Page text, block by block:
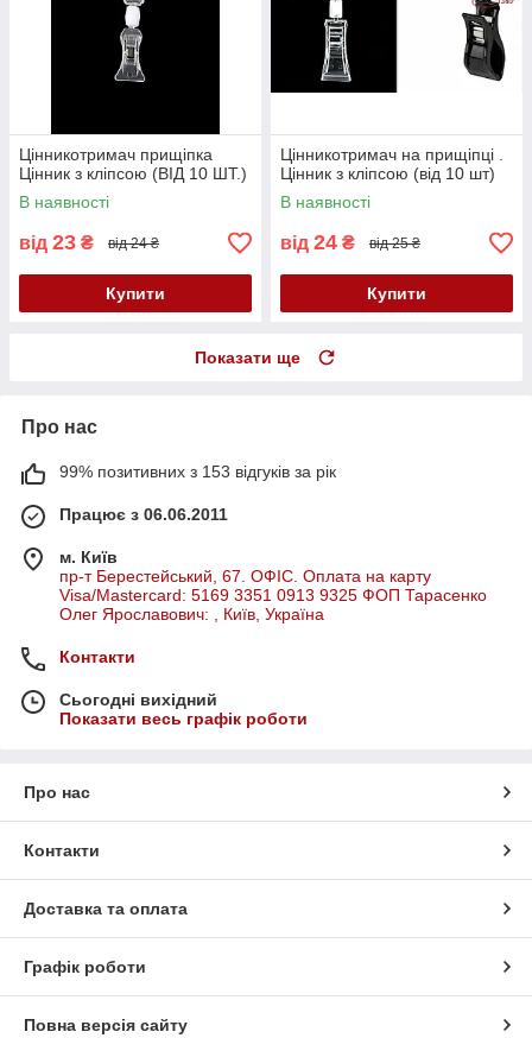
Цінникотримач прищіпка
Цінник з кліпсою (ВІД 10 ШТ.)
В наявності
від 23 ₴ від 24 ₴
Купити
Цінникотримач на прищіпці .
Цінник з кліпсою (від 10 шт)
В наявності
від 24 ₴ від 25 ₴
Купити
Показати ще
Про нас
99% позитивних з 153 відгуків за рік
Працює з 06.06.2011
м. Київ
пр-т Берестейський, 67. ОФІС. Оплата на карту
Visa/Mastercard: 5169 3351 0913 9325 ФОП Тарасенко
Олег Ярославович: , Київ, Україна
Контакти
Сьогодні вихідний
Показати весь графік роботи
Про нас
Контакти
Доставка та оплата
Графік роботи
Повна версія сайту